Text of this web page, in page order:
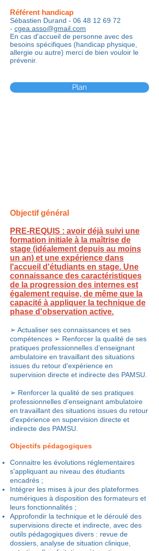
Référent handicap
Sébastien Durand - 06 48 12 69 72
- cgea.asso@gmail.com
​En cas d'accueil de personne avec des
besoins spécifiques (handicap physique,
allergie ou autre) merci de bien vouloir le
prévenir.
Plan
Objectif général
PRE-REQUIS : avoir déjà suivi une
formation initiale à la maîtrise de
stage (idéalement depuis au moins
un an) et une expérience dans
l'accueil d'étudiants en stage. Une
connaissance des caractéristiques
de la progression des internes est
également requise, de même que la
capacité à appliquer la technique de
phase d'observation active.
➢ Actualiser ses connaissances et ses
compétences ➢ Renforcer la qualité de ses
pratiques professionnelles d’enseignant
ambulatoire en travaillant des situations
issues du retour d'expérience en
supervision directe et indirecte des PAMSU.
➢ Renforcer la qualité de ses pratiques
professionnelles d’enseignant ambulatoire
en travaillant des situations issues du retour
d'expérience en supervision directe et
indirecte des PAMSU.
Objectifs pédagogiques
Connaitre les évolutions réglementaires
s'appliquant au niveau des étudiants
encadrés ;
Intégrer les mises à jour des plateformes
numériques à disposition des formateurs et
leurs fonctionnalités ;
Approfondir la technique et le déroulé des
supervisions directe et indirecte, avec des
outils pédagogiques divers : revue de
dossiers, analyse de situation clinique,